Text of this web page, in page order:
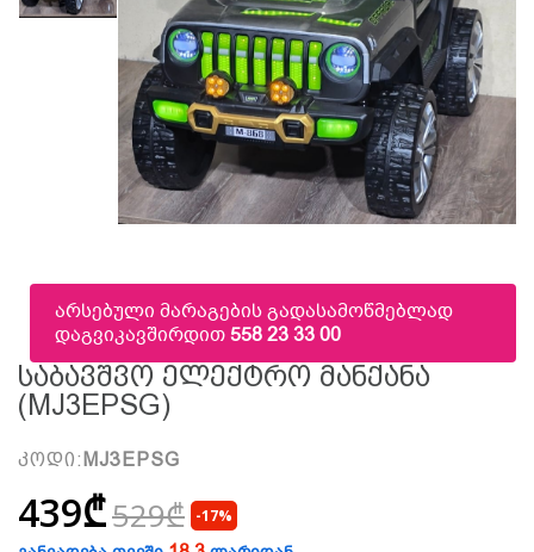
არსებული მარაგების გადასამოწმებლად
დაგვიკავშირდით558 23 33 00
Საბავშვო Ელექტრო Მანქანა
(MJ3EPSG)
კოდი: MJ3EPSG
439₾529₾ -17%